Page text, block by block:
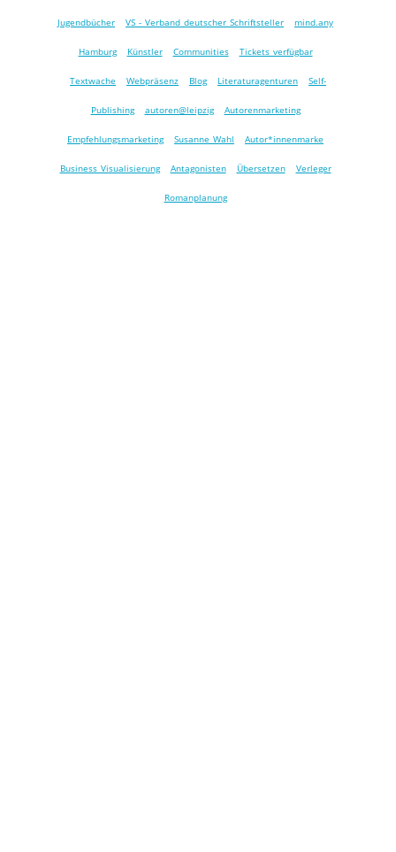
Jugendbücher VS - Verband deutscher Schriftsteller mind.any
Hamburg Künstler Communities Tickets verfügbar
Textwache Webpräsenz Blog Literaturagenturen Self-
Publishing autoren@leipzig Autorenmarketing
Empfehlungsmarketing Susanne Wahl Autor*innenmarke
Business Visualisierung Antagonisten Übersetzen Verleger
Romanplanung